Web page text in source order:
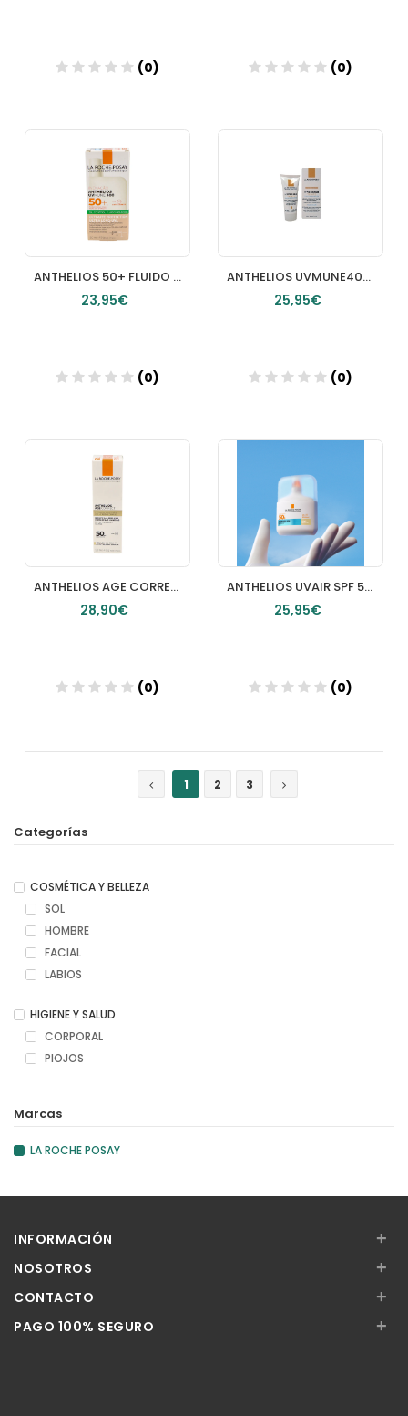
(0) (0)
ANTHELIOS 50+ FLUIDO OIL CONTROL CON COLOR 50ML
23,95€
(0)
ANTHELIOS UVMUNE400 50+ FLUIDO ANTIMANCHAS 50 ML SIN PERFUME
25,95€
(0)
ANTHELIOS AGE CORRECT SPF50 1 TUBO 50 ML
28,90€
(0)
ANTHELIOS UVAIR SPF 50+ LA ROCHE POSAY 1 ENVASE 50 ML COLOR LIGHT
25,95€
(0)
1
2 3
Categorías
COSMÉTICA Y BELLEZA
SOL
HOMBRE
FACIAL
LABIOS
HIGIENE Y SALUD
CORPORAL
PIOJOS
Marcas
LA ROCHE POSAY
INFORMACIÓN +
NOSOTROS +
CONTACTO +
PAGO 100% SEGURO +